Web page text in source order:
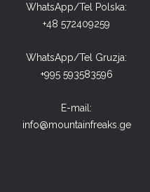
WhatsApp/Tel Polska:
+48 572409259
WhatsApp/Tel Gruzja:
+995 593583596
E-mail:
info@mountainfreaks.ge